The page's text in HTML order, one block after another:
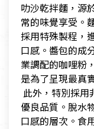
叻沙乾拌麵，源
常的味覺享受。
採用特殊製程，
口感。醬包的成
業調配的咖哩粉
是為了呈現最真
此外，特別採
優良品質。脫水
口感的層次。食